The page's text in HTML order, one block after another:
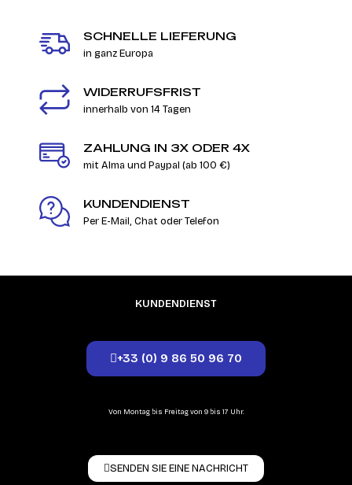
SCHNELLE LIEFERUNG
in ganz Europa
WIDERRUFSFRIST
innerhalb von 14 Tagen
ZAHLUNG IN 3X ODER 4X
mit Alma und Paypal (ab 100 €)
KUNDENDIENST
Per E-Mail, Chat oder Telefon
KUNDENDIENST
+33 (0) 9 86 50 96 70
Von Montag bis Freitag von 9 bis 17 Uhr.
SENDEN SIE EINE NACHRICHT